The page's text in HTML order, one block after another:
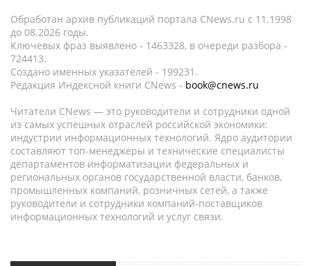
Обработан архив публикаций портала CNews.ru c 11.1998
до 08.2026 годы.
Ключевых фраз выявлено - 1463328, в очереди разбора -
724413.
Создано именных указателей - 199231.
Редакция Индексной книги CNews - book@cnews.ru
Читатели CNews — это руководители и сотрудники одной
из самых успешных отраслей российской экономики:
индустрии информационных технологий. Ядро аудитории
составляют топ-менеджеры и технические специалисты
департаментов информатизации федеральных и
региональных органов государственной власти, банков,
промышленных компаний, розничных сетей, а также
руководители и сотрудники компаний-поставщиков
информационных технологий и услуг связи.